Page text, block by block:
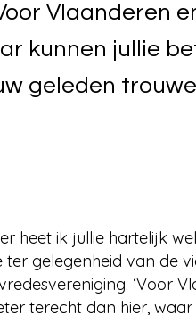
Vlaanderen
kunnen jullie
geleden
heet ik jullie hartelijk
gelegenheid van de
‘Voor
terecht dan hier,